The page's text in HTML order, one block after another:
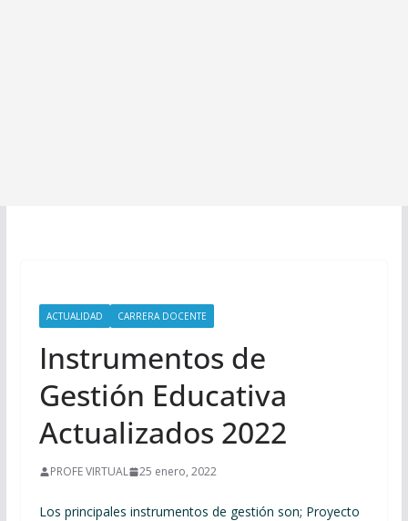
ACTUALIDAD CARRERA DOCENTE
Instrumentos de
Gestión Educativa
Actualizados 2022
PROFE VIRTUAL 25 enero, 2022
Los principales instrumentos de gestión son; Proyecto